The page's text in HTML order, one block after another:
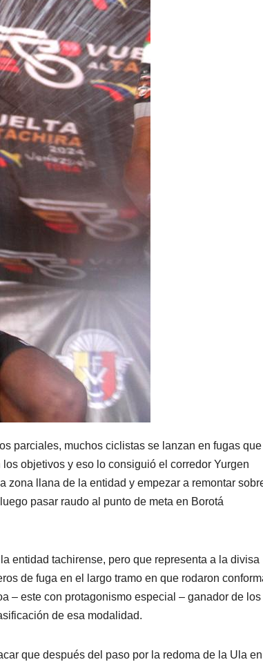
parciales, muchos ciclistas se lanzan en fugas
objetivos y eso lo consiguió el corredor Yurgen
zona llana de la entidad y empezar a remontar
pasar raudo al punto de meta en Borotá
entidad tachirense, pero que representa a la divisa
de fuga en el largo tramo en que rodaron
– este con protagonismo especial – ganador de los
de esa modalidad.
que después del paso por la redoma de la Ula